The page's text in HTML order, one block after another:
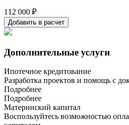
112 000 ₽
Добавить в расчет
Дополнительные услуги
Ипотечное кредитование
Разработка проектов и помощь с
Подробнее
Подробнее
Материнский капитал
Воспользуйтесь возможностью